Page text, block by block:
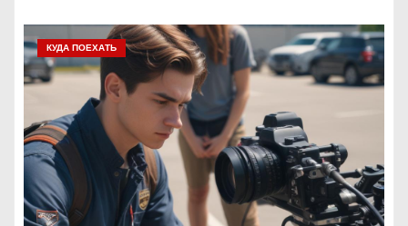
КУДА ПОЕХАТЬ